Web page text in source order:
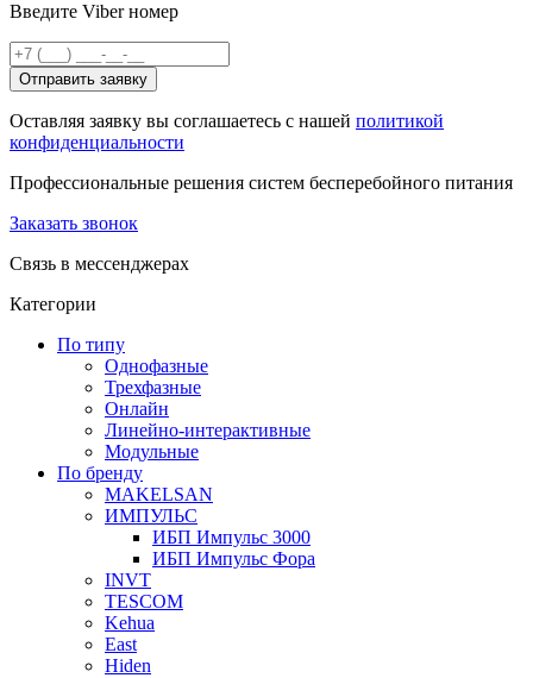
Введите Viber номер
Отправить заявку
Оставляя заявку вы соглашаетесь с нашей политикой
конфиденциальности
Профессиональные решения систем бесперебойного питания
Заказать звонок
Связь в мессенджерах
Категории
По типу
Однофазные
Трехфазные
Онлайн
Линейно-интерактивные
Модульные
По бренду
MAKELSAN
ИМПУЛЬС
ИБП Импульс 3000
ИБП Импульс Фора
INVT
TESCOM
Kehua
East
Hiden